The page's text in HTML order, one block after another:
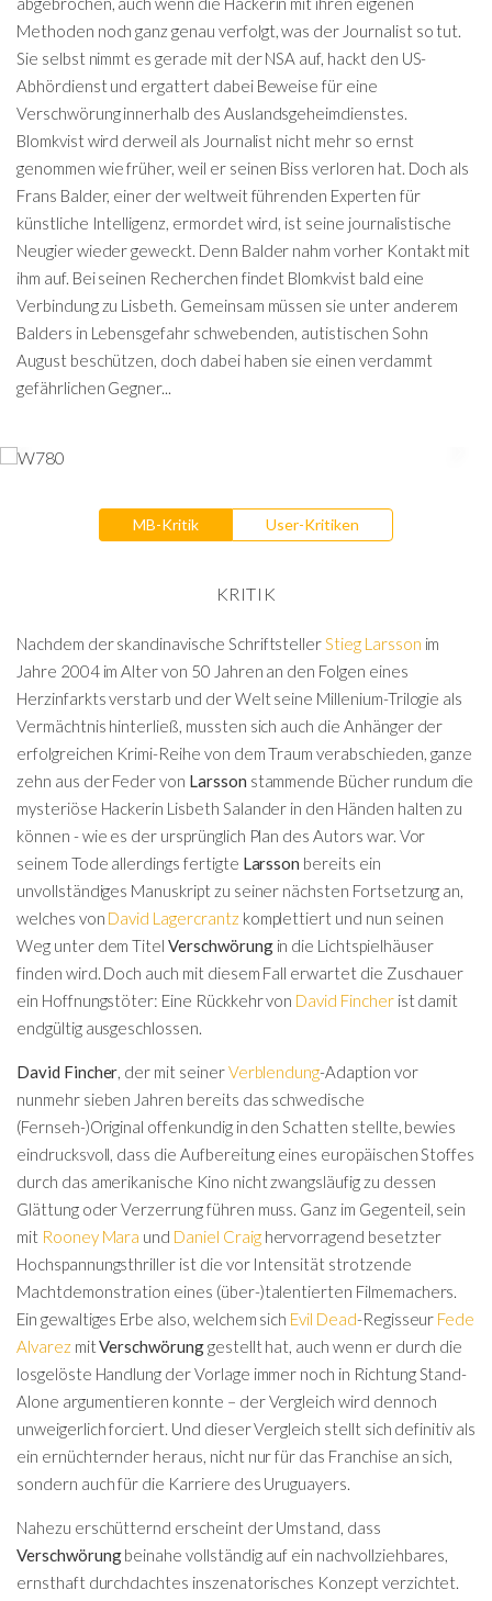
Methoden noch ganz genau verfolgt, was der Journalist so tut.
Sie selbst nimmt es gerade mit der NSA auf, hackt den US-
Abhördienst und ergattert dabei Beweise für eine
Verschwörung innerhalb des Auslandsgeheimdienstes.
Blomkvist wird derweil als Journalist nicht mehr so ernst
genommen wie früher, weil er seinen Biss verloren hat. Doch als
Frans Balder, einer der weltweit führenden Experten für
künstliche Intelligenz, ermordet wird, ist seine journalistische
Neugier wieder geweckt. Denn Balder nahm vorher Kontakt mit
ihm auf. Bei seinen Recherchen findet Blomkvist bald eine
Verbindung zu Lisbeth. Gemeinsam müssen sie unter anderem
Balders in Lebensgefahr schwebenden, autistischen Sohn
August beschützen, doch dabei haben sie einen verdammt
gefährlichen Gegner...
MB-Kritik User-Kritiken
KRITIK
Nachdem der skandinavische Schriftsteller Stieg Larsson im
Jahre 2004 im Alter von 50 Jahren an den Folgen eines
Herzinfarkts verstarb und der Welt seine Millenium-Trilogie als
Vermächtnis hinterließ, mussten sich auch die Anhänger der
erfolgreichen Krimi-Reihe von dem Traum verabschieden, ganze
zehn aus der Feder von Larsson stammende Bücher rundum die
mysteriöse Hackerin Lisbeth Salander in den Händen halten zu
können - wie es der ursprünglich Plan des Autors war. Vor
seinem Tode allerdings fertigte Larsson bereits ein
unvollständiges Manuskript zu seiner nächsten Fortsetzung an,
welches von David Lagercrantzkomplettiert und nun seinen
Weg unter dem TitelVerschwörung in die Lichtspielhäuser
finden wird. Doch auch mit diesem Fall erwartet die Zuschauer
ein Hoffnungstöter: Eine Rückkehr von David Fincherist damit
endgültig ausgeschlossen.
David Fincher , der mit seinerVerblendung-Adaption vor
nunmehr sieben Jahren bereits das schwedische
(Fernseh-)Original offenkundig in den Schatten stellte, bewies
eindrucksvoll, dass die Aufbereitung eines europäischen Stoffes
durch das amerikanische Kino nicht zwangsläufig zu dessen
Glättung oder Verzerrung führen muss. Ganz im Gegenteil, sein
mit Rooney Mara und Daniel Craighervorragend besetzter
Hochspannungsthriller ist die vor Intensität strotzende
Machtdemonstration eines (über-)talentierten Filmemachers.
Ein gewaltiges Erbe also, welchem sich Evil Dead-Regisseur Fede
AlvarezmitVerschwörunggestellt hat, auch wenn er durch die
losgelöste Handlung der Vorlage immer noch in Richtung Stand-
Alone argumentieren konnte – der Vergleich wird dennoch
unweigerlich forciert. Und dieser Vergleich stellt sich definitiv als
ein ernüchternder heraus, nicht nur für das Franchise an sich,
sondern auch für die Karriere des Uruguayers.
Nahezu erschütternd erscheint der Umstand, dass
Verschwörungbeinahe vollständig auf ein nachvollziehbares,
ernsthaft durchdachtes inszenatorisches Konzept verzichtet.